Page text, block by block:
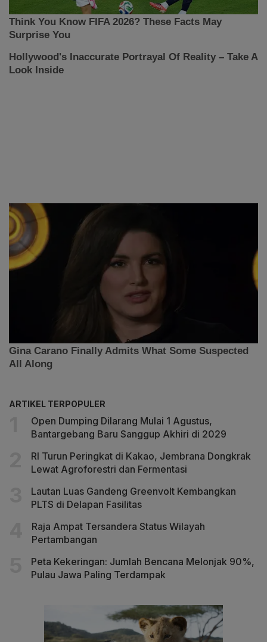
ARTIKEL TERPOPULER
Open Dumping Dilarang Mulai 1 Agustus,
Bantargebang Baru Sanggup Akhiri di 2029
RI Turun Peringkat di Kakao, Jembrana Dongkrak
Lewat Agroforestri dan Fermentasi
Lautan Luas Gandeng Greenvolt Kembangkan
PLTS di Delapan Fasilitas
Raja Ampat Tersandera Status Wilayah
Pertambangan
Peta Kekeringan: Jumlah Bencana Melonjak 90%,
Pulau Jawa Paling Terdampak